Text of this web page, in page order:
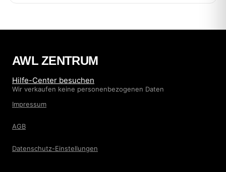
AWL ZENTRUM
Hilfe-Center besuchen
Wir verkaufen keine personenbezogenen Daten
Impressum
AGB
Datenschutz-Einstellungen